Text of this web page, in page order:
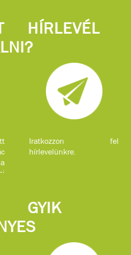
szolgáltatásokkal.
HÍRLEVÉL
Iratkozzon fel
hírlevelünkre.
GYIK